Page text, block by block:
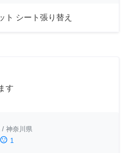
ト シート張り替え
す
/ 神奈川県
sentiment_dissatisfied 1